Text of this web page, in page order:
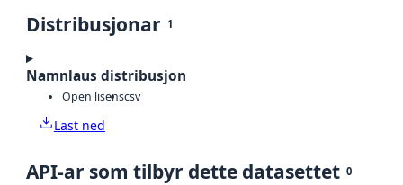
Distribusjonar 1
Namnlaus distribusjon
Open lisenscsv
Last ned
API-ar som tilbyr dette datasettet 0